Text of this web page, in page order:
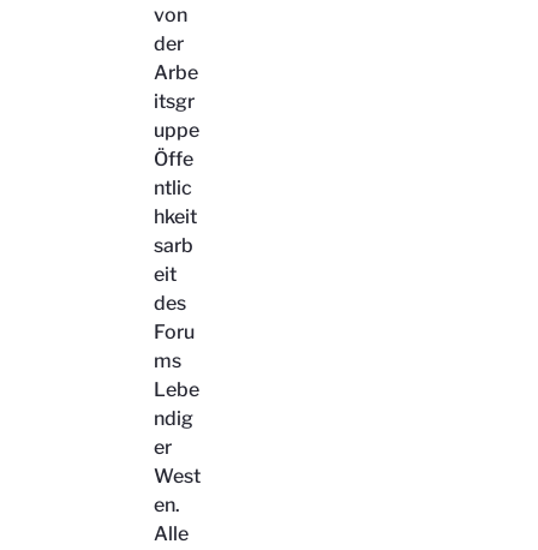
von
der
Arbe
itsgr
uppe
Öffe
ntlic
hkeit
sarb
eit
des
Foru
ms
Lebe
ndig
er
West
en.
Alle